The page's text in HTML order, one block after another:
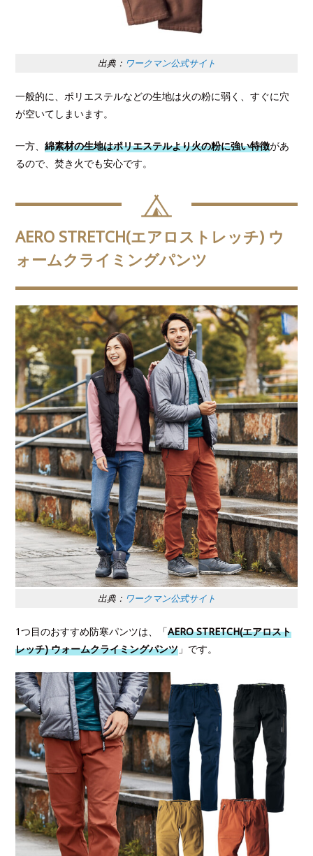
出典： ワークマン公式サイト
一般的に、ポリエステルなどの生地は火の粉に弱く、すぐに穴
が空いてしまいます。
一方、綿素材の生地はポリエステルより火の粉に強い特徴があ
るので、焚き火でも安心です。
AERO STRETCH(エアロストレッチ) ウ
ォームクライミングパンツ
出典： ワークマン公式サイト
1つ目のおすすめ防寒パンツは、「AERO STRETCH(エアロスト
レッチ) ウォームクライミングパンツ 」です。